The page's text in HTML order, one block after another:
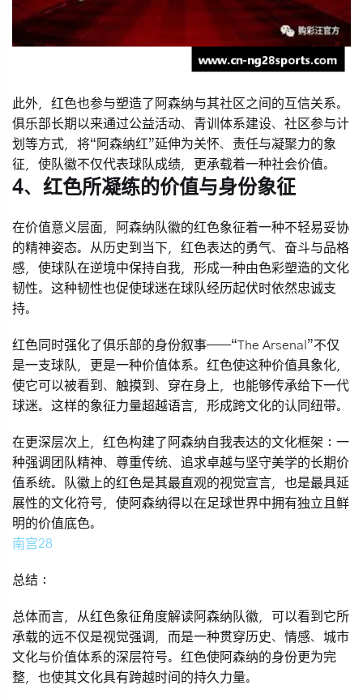
此外，红色也参与塑造了阿森纳与其社区之间的互信关系。
俱乐部长期以来通过公益活动、青训体系建设、社区参与计
划等方式，将“阿森纳红”延伸为关怀、责任与凝聚力的象
征，使队徽不仅代表球队成绩，更承载着一种社会价值。
4、红色所凝练的价值与身份象征
在价值意义层面，阿森纳队徽的红色象征着一种不轻易妥协
的精神姿态。从历史到当下，红色表达的勇气、奋斗与品格
感，使球队在逆境中保持自我，形成一种由色彩塑造的文化
韧性。这种韧性也促使球迷在球队经历起伏时依然忠诚支
持。
红色同时强化了俱乐部的身份叙事——“The Arsenal”不仅
是一支球队，更是一种价值体系。红色使这种价值具象化，
使它可以被看到、触摸到、穿在身上，也能够传承给下一代
球迷。这样的象征力量超越语言，形成跨文化的认同纽带。
在更深层次上，红色构建了阿森纳自我表达的文化框架：一
种强调团队精神、尊重传统、追求卓越与坚守美学的长期价
值系统。队徽上的红色是其最直观的视觉宣言，也是最具延
展性的文化符号，使阿森纳得以在足球世界中拥有独立且鲜
明的价值底色。
南宫28
总结：
总体而言，从红色象征角度解读阿森纳队徽，可以看到它所
承载的远不仅是视觉强调，而是一种贯穿历史、情感、城市
文化与价值体系的深层符号。红色使阿森纳的身份更为完
整，也使其文化具有跨越时间的持久力量。